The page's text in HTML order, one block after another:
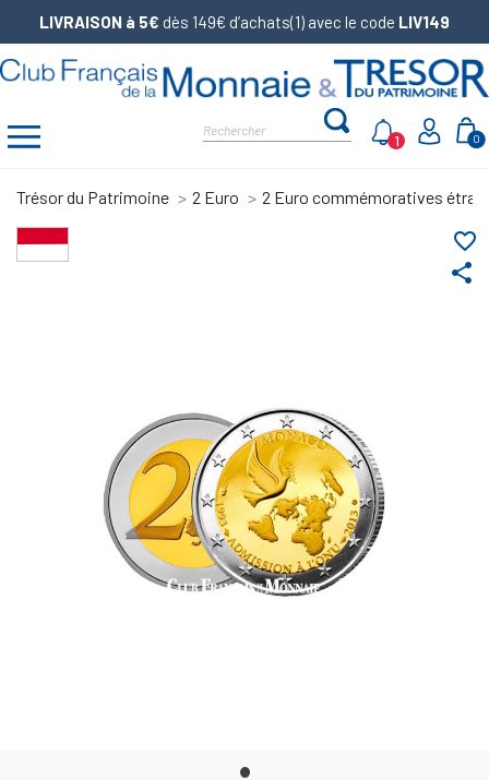
LIVRAISON à 5€ dès 149€ d’achats(1) avec le code LIV149
0
1
Trésor du Patrimoine 2 Euro 2 Euro commémoratives
share
favorite_border